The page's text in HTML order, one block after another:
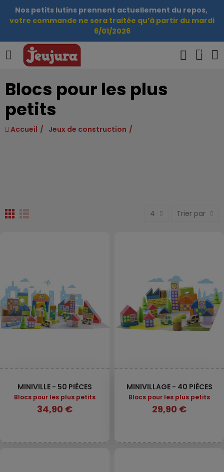
Nos petits lutins prennent actuellement du repos,
votre commande ne sera traitée qu’à partir du mardi
6/01/2026
0
Blocs pour les plus
petits
Accueil Jeux de construction
4 Trier par
MINIVILLE - 50 PIÈCES
Blocs pour les plus petits
34,90 €
MINIVILLAGE - 40 PIÈCES
Blocs pour les plus petits
29,90 €